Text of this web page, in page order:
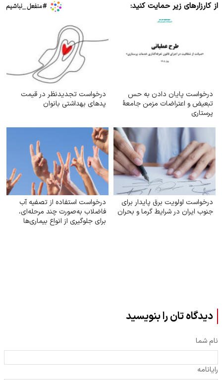
از کارزارهای زیر حمایت کنید:
درخواست پایان دادن به حس
تبعیض و اعتراضات مزمن جامعهٔ
پرستاری
درخواست تجدیدنظر در قیمت
پدهای بهداشتی بانوان
درخواست اولویت برق پایدار برای
جنوب ایران در شرایط گرما و بحران
درخواست استفاده از تصفیه آب
فاضلاب به‌صورت چند مرحله‌ای،
برای جلوگیری از انواع بیماری‌ها
دیدگاه تان را بنویسید
نام شما
رایانامه